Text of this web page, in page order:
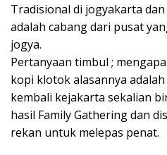
Tradisional di jogyakarta
adalah cabang dari pusat
jogya.
Pertanyaan timbul ;
kopi klotok alasannya
kembali kejakarta sekalian
hasil Family Gathering dan
rekan untuk melepas penat.